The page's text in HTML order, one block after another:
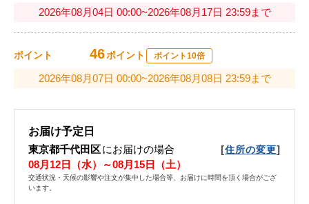
2026年08月04日 00:00~2026年08月17日 23:59まで
ポイント 46ポイント ポイント10倍
2026年08月07日 00:00~2026年08月08日 23:59まで
お届け予定日
東京都千代田区にお届けの場合 [住所の変更]
08月12日（水）～08月15日（土）
交通状況・天候の影響や注文が集中した場合等、お届けに時間を頂く場合がござ
います。